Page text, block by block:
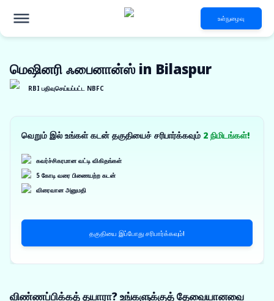
உள்நுழைவு
மெஷினரி ஃபைனான்ஸ் in Bilaspur
RBI பதிவுசெய்யப்பட்ட NBFC
வெறும் இல் உங்கள் கடன் தகுதியைச் சரிபார்க்கவும் 2 நிமிடங்கள்!
கவர்ச்சிகரமான வட்டி விகிதங்கள்
5 கோடி வரை பிணையற்ற கடன்
விரைவான அனுமதி
தகுதியை இப்போது சரிபார்க்கவும்!
விண்ணப்பிக்கத் தயாரா? உங்களுக்குத் தேவையானவை